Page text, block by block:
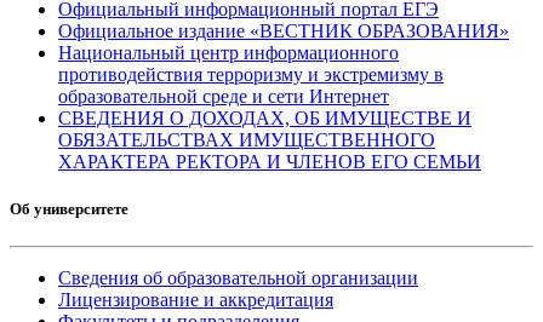
Официальный информационный портал ЕГЭ
Официальное издание «ВЕСТНИК ОБРАЗОВАНИЯ»
Национальный центр информационного
противодействия терроризму и экстремизму в
образовательной среде и сети Интернет
СВЕДЕНИЯ О ДОХОДАХ, ОБ ИМУЩЕСТВЕ И
ОБЯЗАТЕЛЬСТВАХ ИМУЩЕСТВЕННОГО
ХАРАКТЕРА РЕКТОРА И ЧЛЕНОВ ЕГО СЕМЬИ
Об университете
Сведения об образовательной организации
Лицензирование и аккредитация